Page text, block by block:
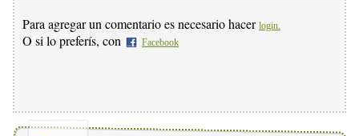
Para agregar un comentario es necesario hacer login.
O si lo preferís, con Facebook